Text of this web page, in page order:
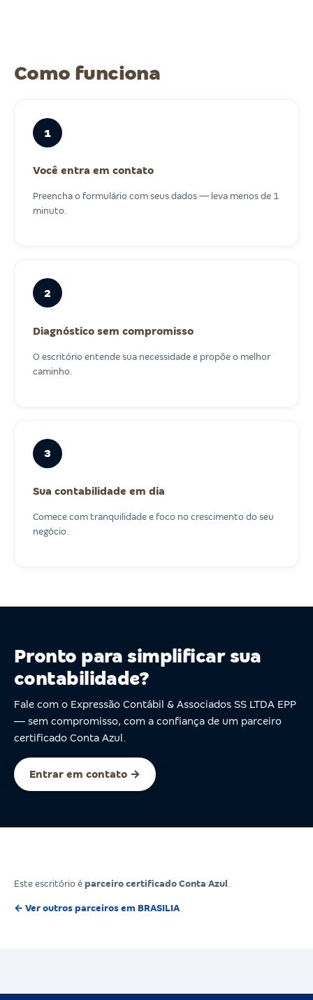
Como funciona
1
Você entra em contato
Preencha o formulário com seus dados — leva menos de 1
minuto.
2
Diagnóstico sem compromisso
O escritório entende sua necessidade e propõe o melhor
caminho.
3
Sua contabilidade em dia
Comece com tranquilidade e foco no crescimento do seu
negócio.
Pronto para simplificar sua
contabilidade?
Fale com o Expressão Contábil & Associados SS LTDA EPP
— sem compromisso, com a confiança de um parceiro
certificado Conta Azul.
Entrar em contato →
Este escritório é parceiro certificado Conta Azul
← Ver outros parceiros em BRASILIA